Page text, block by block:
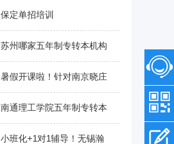
保定单招培训
苏州哪家五年制专转本机构
暑假开课啦！针对南京晓庄
南通理工学院五年制专转本
小班化+1对1辅导！无锡瀚